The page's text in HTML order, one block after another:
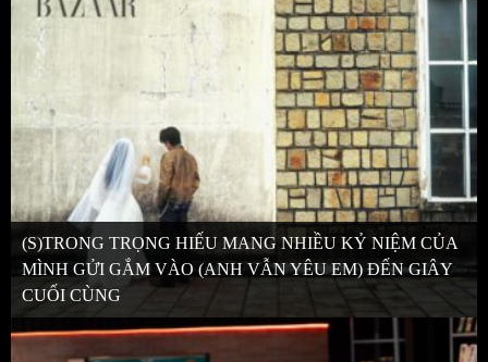
(S)TRONG TRỌNG HIẾU MANG NHIỀU KỶ NIỆM CỦA
MÌNH GỬI GẮM VÀO (ANH VẪN YÊU EM) ĐẾN GIÂY
CUỐI CÙNG